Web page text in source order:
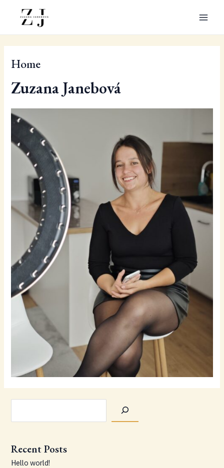
Home
Zuzana Janebová
Recent Posts
Hello world!